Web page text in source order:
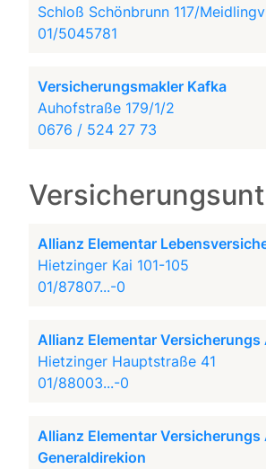
Schloß Schönbrunn 117/
01/5045781
Versicherungsmakler Kafka
Auhofstraße 179/1/2
0676 / 524 27 73
Allianz Elementar
Hietzinger Kai 101-105
01/87807...-0
Allianz Elementar Versicherungs
Hietzinger Hauptstraße 41
01/88003...-0
Allianz Elementar Versicherungs
Generaldirekion